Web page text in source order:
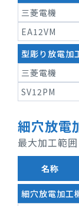
三菱電機
EA12VM
型彫り放電加
三菱電機
SV12PM
細穴放電
最大加工範
名称
細穴放電加工